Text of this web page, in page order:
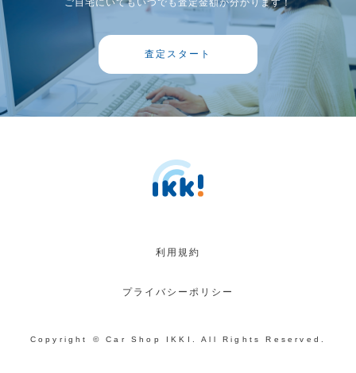
査定スタート
利用規約
プライバシーポリシー
Copyright © Car Shop IKKI. All Rights Reserved.